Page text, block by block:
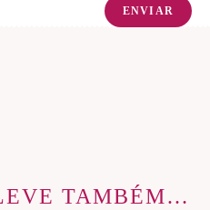
TAMBÉM…